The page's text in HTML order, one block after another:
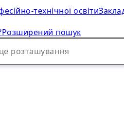
технічної освіти
Розширений пошук